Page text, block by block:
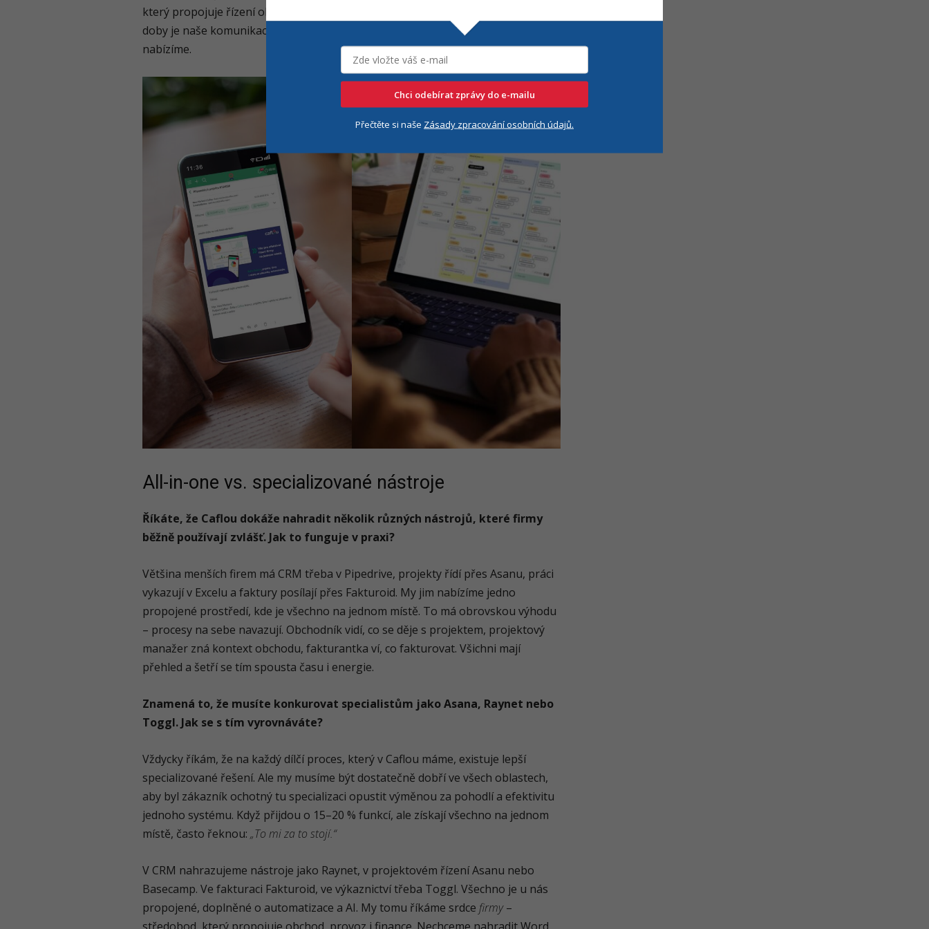
který propojuje řízení obchodu, projektů, fakturaci, reporting i cashflow. Od té
doby je naše komunikace mnohem jasnější a lépe odpovídá tomu, co skutečně
nabízíme.
All-in-one vs. specializované nástroje
Říkáte, že Caflou dokáže nahradit několik různých nástrojů, které firmy
běžně používají zvlášť. Jak to funguje v praxi?
Většina menších firem má CRM třeba v Pipedrive, projekty řídí přes Asanu, práci
vykazují v Excelu a faktury posílají přes Fakturoid. My jim nabízíme jedno
propojené prostředí, kde je všechno na jednom místě. To má obrovskou výhodu
– procesy na sebe navazují. Obchodník vidí, co se děje s projektem, projektový
manažer zná kontext obchodu, fakturantka ví, co fakturovat. Všichni mají
přehled a šetří se tím spousta času i energie.
Znamená to, že musíte konkurovat specialistům jako Asana, Raynet nebo
Toggl. Jak se s tím vyrovnáváte?
Vždycky říkám, že na každý dílčí proces, který v Caflou máme, existuje lepší
specializované řešení. Ale my musíme být dostatečně dobří ve všech oblastech,
aby byl zákazník ochotný tu specializaci opustit výměnou za pohodlí a efektivitu
jednoho systému. Když přijdou o 15–20 % funkcí, ale získají všechno na jednom
místě, často řeknou: „To mi za to stojí.“
V CRM nahrazujeme nástroje jako Raynet, v projektovém řízení Asanu nebo
Basecamp. Ve fakturaci Fakturoid, ve výkaznictví třeba Toggl. Všechno je u nás
propojené, doplněné o automatizace a AI. My tomu říkáme srdce firmy–
Chci odebírat zprávy do e-mailu
Přečtěte si naše Zásady zpracování osobních údajů.